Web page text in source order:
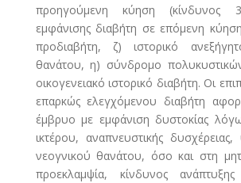
προηγούμενη κύηση (κίνδυνος
εμφάνισης διαβήτη σε επόμενη
προδιαβήτη, ζ) ιστορικό
θανάτου, η) σύνδρομο
οικογενειακό ιστορικό διαβήτη. Οι
επαρκώς ελεγχόμενου διαβήτη
έμβρυο με εμφάνιση δυστοκίας
ικτέρου, αναπνευστικής δυσχέρειας,
νεογνικού θανάτου, όσο και στη
προεκλαμψία, κίνδυνος